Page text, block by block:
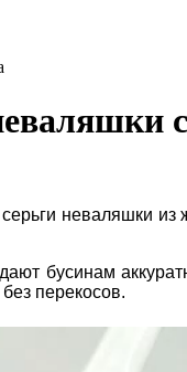
неваляшки
бусинам
перекосов.